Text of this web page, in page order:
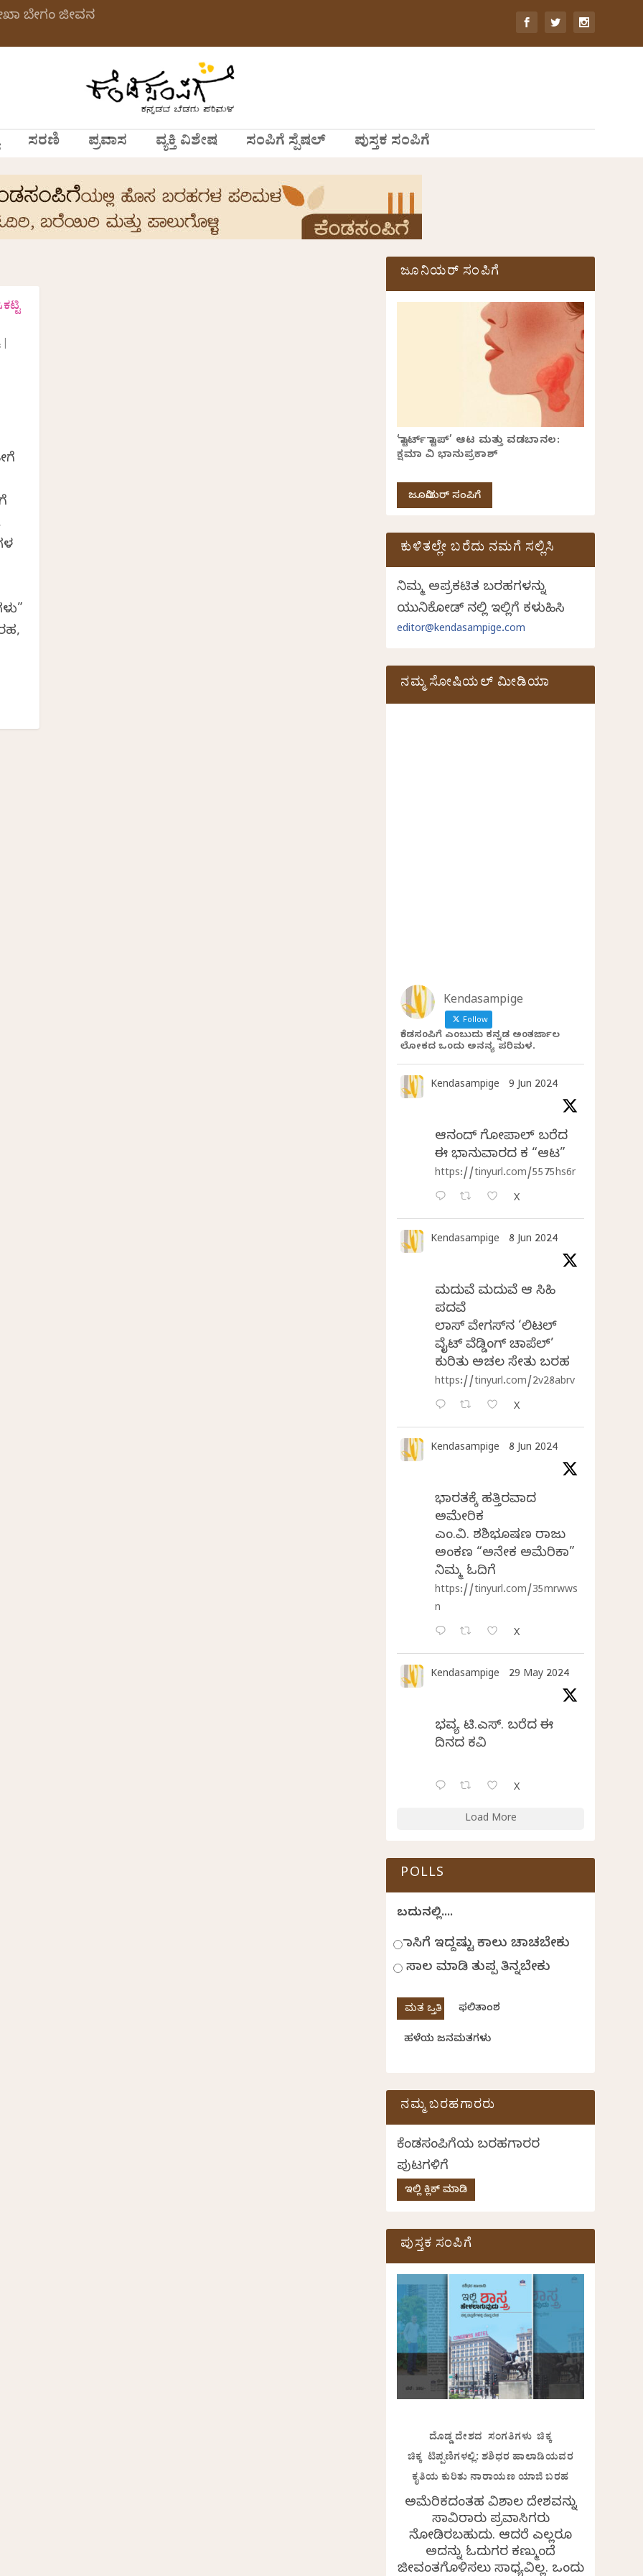
ಬೇಗಂ ಜೀವನ
ಸರಣಿ ಪ್ರವಾಸ ವ್ಯಕ್ತಿ ವಿಶೇಷ ಸಂಪಿಗೆ ಸ್ಪೆಷಲ್ ಪುಸ್ತಕ ಸಂಪಿಗೆ
ಜೂನಿಯರ್ ಸಂಪಿಗೆ
‘ಸ್ಟಾರ್ಟ್ ಸ್ಟಾಪ್’ ಆಟ ಮತ್ತು ವಡಬಾನಲ:
ಕ್ಷಮಾ ವಿ ಭಾನುಪ್ರಕಾಶ್
ಜೂನಿಯರ್ ಸಂಪಿಗೆ
ಕುಳಿತಲ್ಲೇ ಬರೆದು ನಮಗೆ ಸಲ್ಲಿಸಿ
ನಿಮ್ಮ ಅಪ್ರಕಟಿತ ಬರಹಗಳನ್ನು
ಯುನಿಕೋಡ್ ನಲ್ಲಿ ಇಲ್ಲಿಗೆ ಕಳುಹಿಸಿ
editor@kendasampige.com
ನಮ್ಮ ಸೋಷಿಯಲ್‌ ಮೀಡಿಯಾ
Kendasampige
Follow
ಕೆಂಡಸಂಪಿಗೆ ಎಂಬುದು ಕನ್ನಡ ಅಂತರ್ಜಾಲ
ಲೋಕದ ಒಂದು ಅನನ್ಯ ಪರಿಮಳ.
Kendasampige 9 Jun 2024
ಆನಂದ್‌ ಗೋಪಾಲ್‌ ಬರೆದ
ಈ ಭಾನುವಾರದ ಕತೆ “ಆಟ”
https://tinyurl.com/5575hs6r
X
Kendasampige 8 Jun 2024
ಮದುವೆ ಮದುವೆ ಆ ಸಿಹಿ
ಪದವೆ
ಲಾಸ್‌ ವೇಗಸ್‌ನ ‘ಲಿಟಲ್
ವೈಟ್ ವೆಡ್ಡಿಂಗ್ ಚಾಪೆಲ್’
ಕುರಿತು ಅಚಲ ಸೇತು ಬರಹ
https://tinyurl.com/2v28abrv
X
Kendasampige 8 Jun 2024
ಭಾರತಕ್ಕೆ ಹತ್ತಿರವಾದ
ಅಮೇರಿಕ
ಎಂ.ವಿ. ಶಶಿಭೂಷಣ ರಾಜು
ಅಂಕಣ “ಅನೇಕ ಅಮೆರಿಕಾ”
ನಿಮ್ಮ ಓದಿಗೆ
https://tinyurl.com/35mrwws
n
X
Kendasampige 29 May 2024
ಭವ್ಯ ಟಿ.ಎಸ್. ಬರೆದ ಈ
ದಿನದ ಕವಿತೆ
X
Load More
POLLS
ಬದುಕಿನಲ್ಲಿ....
ಹಾಸಿಗೆ ಇದ್ದಷ್ಟು ಕಾಲು ಚಾಚಬೇಕು
ಸಾಲ ಮಾಡಿ ತುಪ್ಪ ತಿನ್ನಬೇಕು
ಫಲಿತಾಂಶ
ಹಳೆಯ ಜನಮತಗಳು
ನಮ್ಮ ಬರಹಗಾರರು
ಕೆಂಡಸಂಪಿಗೆಯ ಬರಹಗಾರರ
ಪುಟಗಳಿಗೆ
ಇಲ್ಲಿ ಕ್ಲಿಕ್ ಮಾಡಿ
ಪುಸ್ತಕ ಸಂಪಿಗೆ
ದೊಡ್ಡ ದೇಶದ ಸಂಗತಿಗಳು ಚಿಕ್ಕ
ಚಿಕ್ಕ ಟಿಪ್ಪಣಿಗಳಲ್ಲಿ: ಶಶಿಧರ ಹಾಲಾಡಿಯವರ
ಕೃತಿಯ ಕುರಿತು ನಾರಾಯಣ ಯಾಜಿ ಬರಹ
ಅಮೆರಿಕದಂತಹ ವಿಶಾಲ ದೇಶವನ್ನು
ಸಾವಿರಾರು ಪ್ರವಾಸಿಗರು
ನೋಡಿರಬಹುದು. ಆದರೆ ಎಲ್ಲರೂ
ಅದನ್ನು ಓದುಗರ ಕಣ್ಮುಂದೆ
ಜೀವಂತಗೊಳಿಸಲು ಸಾಧ್ಯವಿಲ್ಲ. ಒಂದು